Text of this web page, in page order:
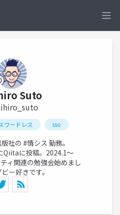
Suto
ワードレス sso
社の #情シス 勤務。
Qiitaに投稿。2024.1〜
ィ関連の勉強会始めまし
ー好きです。